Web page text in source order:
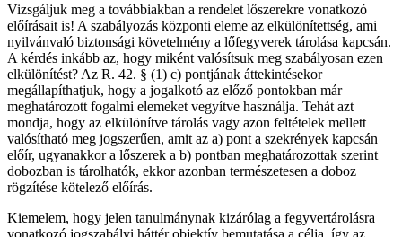
Vizsgáljuk meg a továbbiakban a rendelet lőszerekre vonatkozó
előírásait is! A szabályozás központi eleme az elkülönítettség, ami
nyilvánvaló biztonsági követelmény a lőfegyverek tárolása kapcsán.
A kérdés inkább az, hogy miként valósítsuk meg szabályosan ezen
elkülönítést? Az R. 42. § (1) c) pontjának áttekintésekor
megállapíthatjuk, hogy a jogalkotó az előző pontokban már
meghatározott fogalmi elemeket vegyítve használja. Tehát azt
mondja, hogy az elkülönítve tárolás vagy azon feltételek mellett
valósítható meg jogszerűen, amit az a) pont a szekrények kapcsán
előír, ugyanakkor a lőszerek a b) pontban meghatározottak szerint
dobozban is tárolhatók, ekkor azonban természetesen a doboz
rögzítése kötelező előírás.
Kiemelem, hogy jelen tanulmánynak kizárólag a fegyvertárolásra
vonatkozó jogszabályi háttér objektív bemutatása a célja, így az